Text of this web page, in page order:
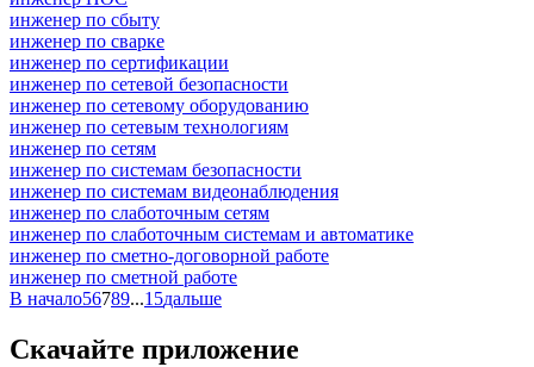
инженер по сбыту
инженер по сварке
инженер по сертификации
инженер по сетевой безопасности
инженер по сетевому оборудованию
инженер по сетевым технологиям
инженер по сетям
инженер по системам безопасности
инженер по системам видеонаблюдения
инженер по слаботочным сетям
инженер по слаботочным системам и автоматике
инженер по сметно-договорной работе
инженер по сметной работе
В начало56789...15дальше
Скачайте приложение